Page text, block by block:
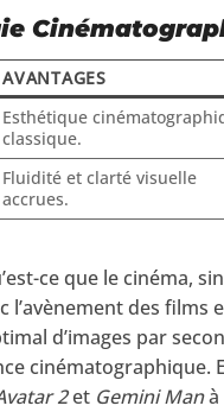
AVANTAGES
Esthétique
classique.
Fluidité et clarté visuelle
accrues.
ce que le cinéma,
des films
d’images par
cinématographique.
2et Gemini Manà